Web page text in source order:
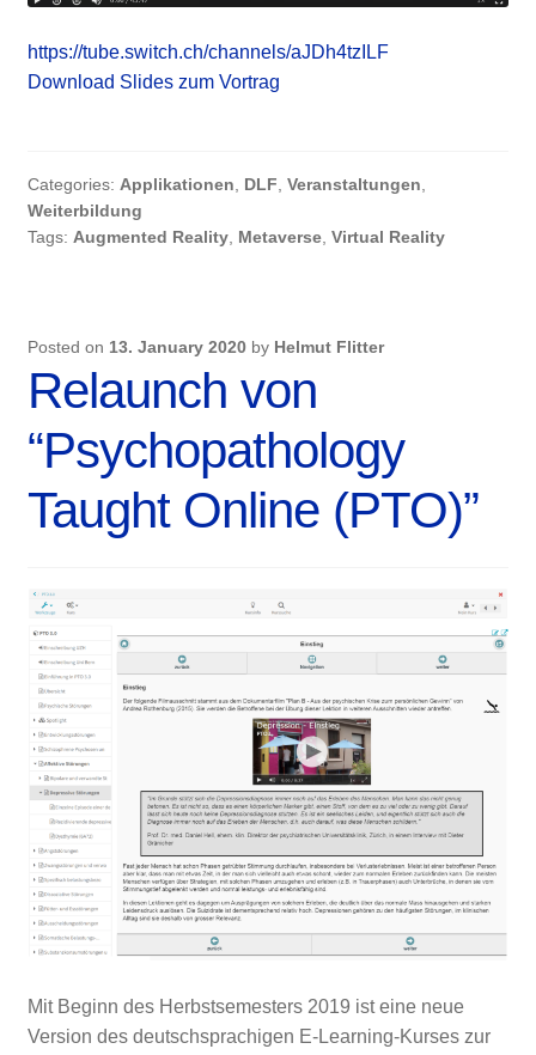
https://tube.switch.ch/channels/aJDh4tzILF
Download Slides zum Vortrag
Categories: Applikationen DLF Veranstaltungen
Weiterbildung
Tags: Augmented Reality, Metaverse, Virtual Reality
Posted on 13. January 2020 by Helmut Flitter
Relaunch von
“Psychopathology
Taught Online (PTO)”
Mit Beginn des Herbstsemesters 2019 ist eine neue
Version des deutschsprachigen E-Learning-Kurses zur